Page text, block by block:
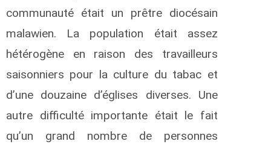
communauté était un prêtre diocésain
malawien. La population était assez
hétérogène en raison des travailleurs
saisonniers pour la culture du tabac et
d’une douzaine d’églises diverses. Une
autre difficulté importante était le fait
qu’un grand nombre de personnes